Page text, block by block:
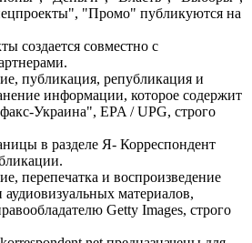
"Промо" публикуются на
создается совместно с
публикация, републикация и
информации, которое содержит
Украина", EPA / UPG, строго
в разделе Я- Корреспондент
перепечатка и воспроизведение
материалов,
Getty Images, строго